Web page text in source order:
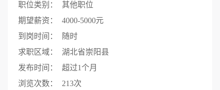
职位类别：
其他职位
期望薪资：
4000-5000元
到岗时间：
随时
求职区域：
湖北省崇阳县
发布时间：
超过1个月
浏览次数：
213次